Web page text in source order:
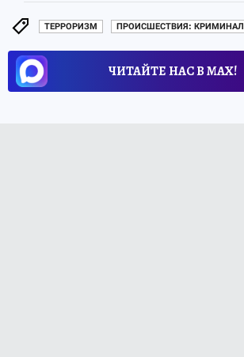
ТЕРРОРИЗМ ПРОИСШЕСТВИЯ: КРИМИНАЛ
ЧИТАЙТЕ НАС В МАХ!